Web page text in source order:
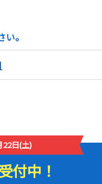
。
22日(土)
付中！